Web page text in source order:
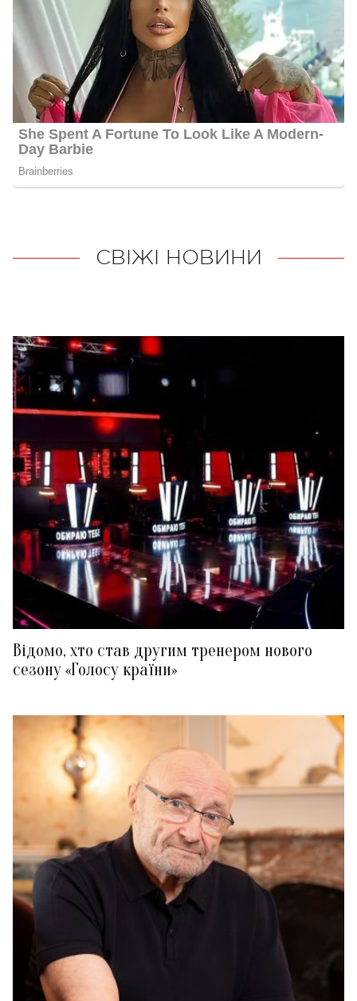
СВІЖІ НОВИНИ
Відомо, хто став другим тренером нового
сезону «Голосу країни»